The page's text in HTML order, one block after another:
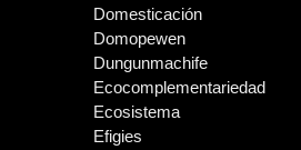
Domesticación
Domopewen
Dungunmachife
Ecocomplementariedad
Ecosistema
Efigies